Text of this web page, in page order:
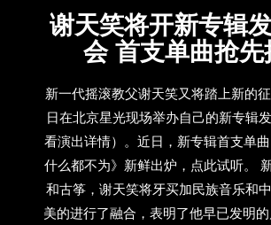
谢天笑将开新专辑
会 首支单曲抢先
新一代摇滚教父谢天笑又将踏上新的
日在北京星光现场举办自己的新专辑
看演出详情）。近日，新专辑首支单
什么都不为》新鲜出炉，点此试听。
和古筝，谢天笑将牙买加民族音乐和
美的进行了融合，表明了他早已发明